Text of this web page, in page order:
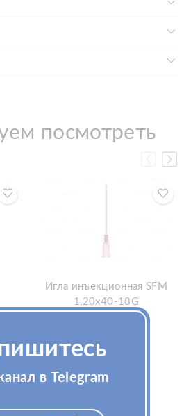
посмотреть
Игла инъекционная SFM
1,20x40-18G
Узнать цену
в Telegram